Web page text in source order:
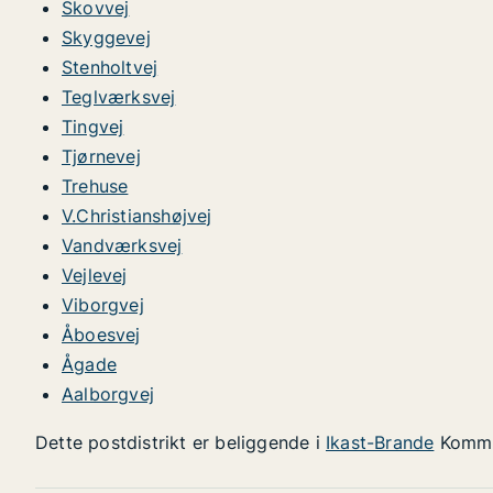
Skovvej
Skyggevej
Stenholtvej
Teglværksvej
Tingvej
Tjørnevej
Trehuse
V.Christianshøjvej
Vandværksvej
Vejlevej
Viborgvej
Åboesvej
Ågade
Aalborgvej
Dette postdistrikt er beliggende i Ikast-Brande